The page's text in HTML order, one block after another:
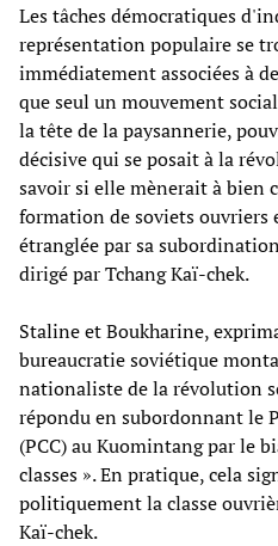
Les tâches démocratiques
représentation populaire se
immédiatement associées à
que seul un mouvement
la tête de la paysannerie,
décisive qui se posait à la
savoir si elle mènerait à bien
formation de soviets ouvriers
étranglée par sa
dirigé par Tchang Kaï-chek.
Staline et Boukharine,
bureaucratie soviétique
nationaliste de la révolution
répondu en subordonnant le
(PCC) au Kuomintang par le
classes ». En pratique, cela
politiquement la classe
Kaï-chek.